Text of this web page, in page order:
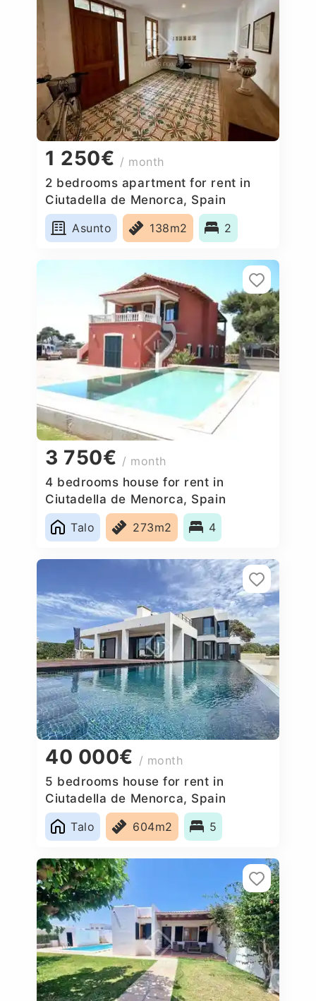
1 250€ / month
2 bedrooms apartment for rent in
Ciutadella de Menorca, Spain
Asunto
138m2 2
3 750€ / month
4 bedrooms house for rent in
Ciutadella de Menorca, Spain
Talo
273m2 4
40 000€ / month
5 bedrooms house for rent in
Ciutadella de Menorca, Spain
Talo
604m2 5